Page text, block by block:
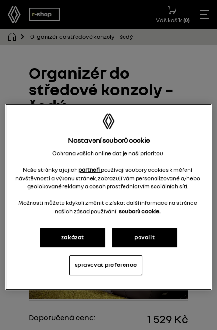
Váš košík (0)
Organizér do středové konzoly – šedý
Organizér do
středové konzoly –
šedý
Doporučená cena: 1 529 Kč
Nastavení souborů cookie
Ochrana vašich online dat je naší prioritou
Naše stránky a jejich partneři používají soubory cookies k měření
návštěvnosti a výkonu stránek, zobrazují vám personalizované a/nebo
geolokované reklamy a obsah prostřednictvím sociálních sítí.
Možnosti můžete kdykoli změnit a získat další informace na stránce
našich zásad používání souborů cookie.
zakázat povolit
spravovat preference